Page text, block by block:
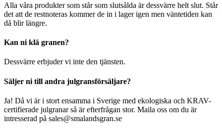
Alla våra produkter som står som slutsålda är dessvärre helt slut. Står
det att de restnoteras kommer de in i lager igen men väntetiden kan
då blir längre.
Kan ni klä granen?
Dessvärre erbjuder vi inte den tjänsten.
Säljer ni till andra julgransförsäljare?
Ja! Då vi är i stort ensamma i Sverige med ekologiska och KRAV-
certifierade julgranar så är efterfrågan stor. Maila oss om du är
intresserad på sales@smalandsgran.se